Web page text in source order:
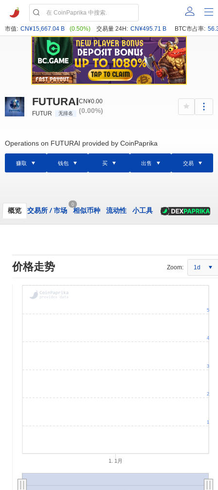
市值: CN¥15,667.04 B (0.50%) 交易量 24H: CN¥495.71 B BTC市占率:
FUTURAI
FUTUR 无排名
CN¥0.00
(0.00%)
Operations on FUTURAI provided by CoinPaprika
赚取 钱包 买 出售 交易
概览 交易所 /市场
0
相似币种 流动性 小工具
价格走势 Zoom: 1d
1. 1月
1
2
3
4
5